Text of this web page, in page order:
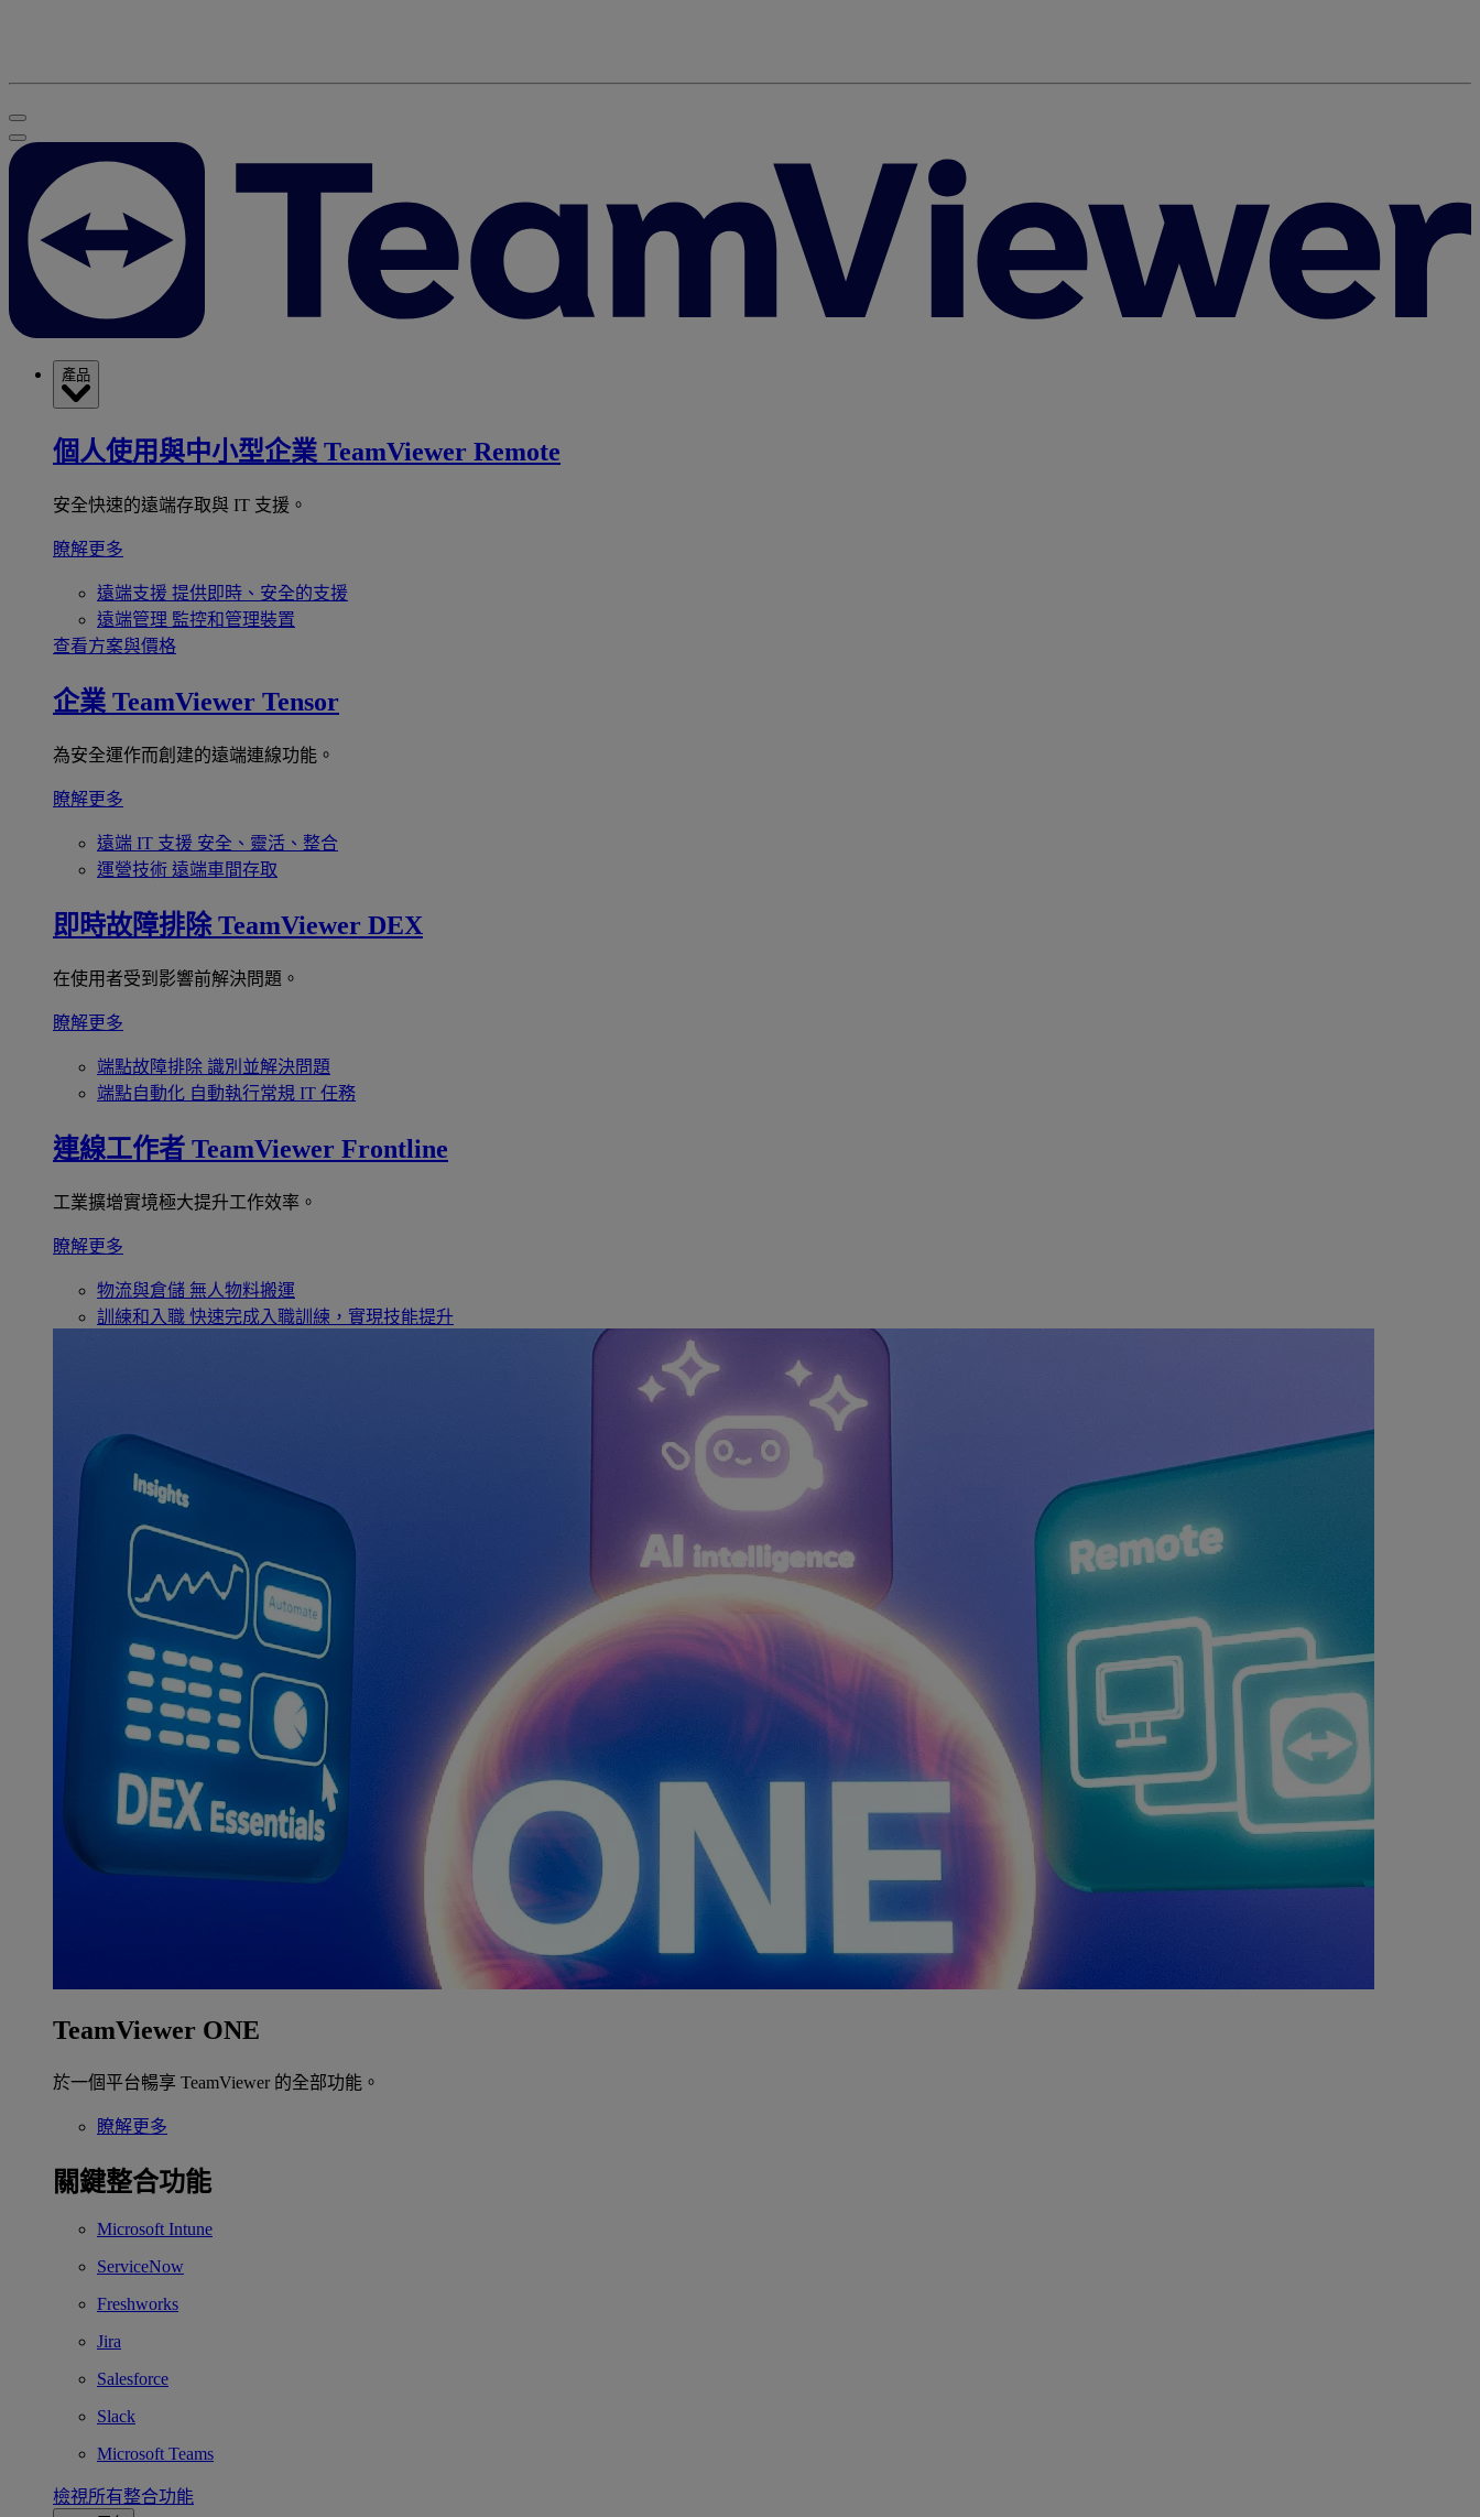
產品
個人使用與中小型企業 TeamViewer Remote
安全快速的遠端存取與 IT 支援。
瞭解更多
遠端支援 提供即時、安全的支援
遠端管理 監控和管理裝置
查看方案與價格
企業 TeamViewer Tensor
為安全運作而創建的遠端連線功能。
瞭解更多
遠端 IT 支援 安全、靈活、整合
運營技術 遠端車間存取
即時故障排除 TeamViewer DEX
在使用者受到影響前解決問題。
瞭解更多
端點故障排除 識別並解決問題
端點自動化 自動執行常規 IT 任務
連線工作者 TeamViewer Frontline
工業擴增實境極大提升工作效率。
瞭解更多
物流與倉儲 無人物料搬運
訓練和入職 快速完成入職訓練，實現技能提升
TeamViewer ONE
於一個平台暢享 TeamViewer 的全部功能。
瞭解更多
關鍵整合功能
Microsoft Intune
ServiceNow
Freshworks
Jira
Salesforce
Slack
Microsoft Teams
檢視所有整合功能